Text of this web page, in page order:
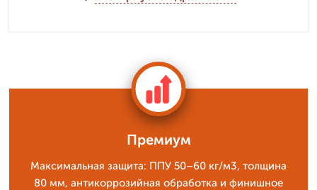
Премиум
Максимальная защита: ППУ 50–60 кг/м3, толщина
80 мм, антикоррозийная обработка и финишное